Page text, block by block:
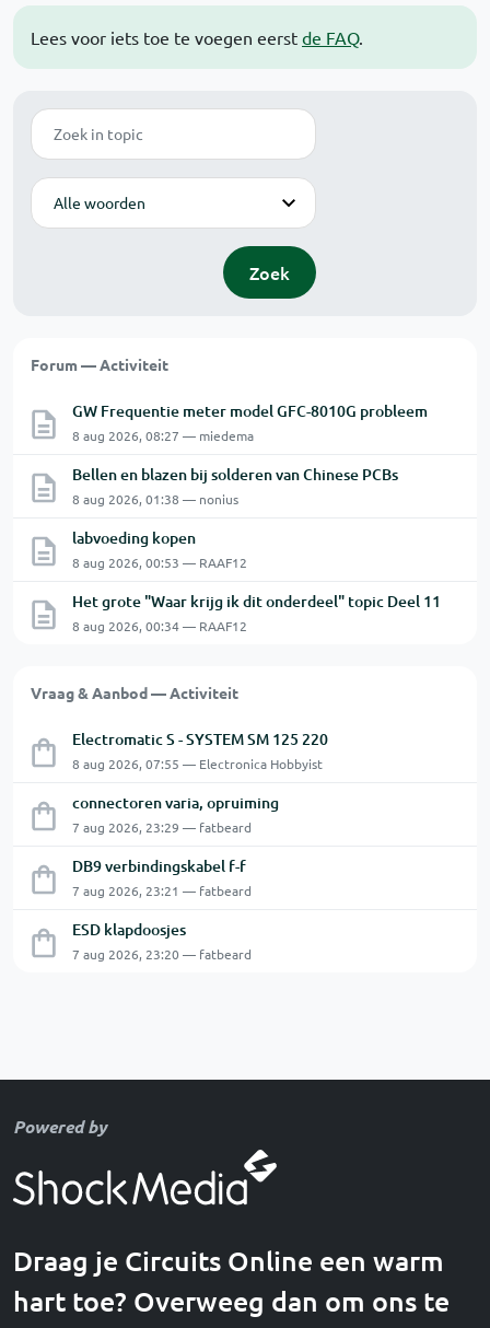
Lees voor iets toe te voegen eerst de FAQ.
Zoek
Modus
Zoek
Forum — Activiteit
GW Frequentie meter model GFC-8010G probleem
8 aug 2026, 08:27 — miedema
Bellen en blazen bij solderen van Chinese PCBs
8 aug 2026, 01:38 — nonius
labvoeding kopen
8 aug 2026, 00:53 — RAAF12
Het grote "Waar krijg ik dit onderdeel" topic Deel 11
8 aug 2026, 00:34 — RAAF12
Vraag & Aanbod — Activiteit
Electromatic S - SYSTEM SM 125 220
8 aug 2026, 07:55 — Electronica Hobbyist
connectoren varia, opruiming
7 aug 2026, 23:29 — fatbeard
DB9 verbindingskabel f-f
7 aug 2026, 23:21 — fatbeard
ESD klapdoosjes
7 aug 2026, 23:20 — fatbeard
Powered by
Draag je Circuits Online een warm
hart toe? Overweeg dan om ons te